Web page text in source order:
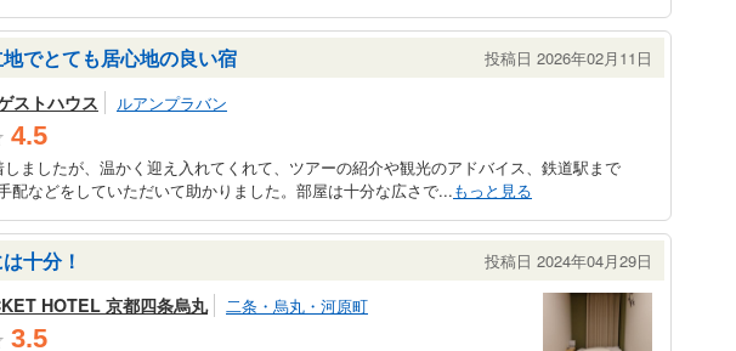
でとても居心地の良い宿 投稿日 2026年02月11日
ストハウス ルアンプラバン
4.5
しましたが、温かく迎え入れてくれて、ツアーの紹介や観光のアドバイス、鉄道駅まで
配などをしていただいて助かりました。部屋は十分な広さで...もっと見る
十分！ 投稿日 2024年04月29日
HOTEL 京都四条烏丸 二条・烏丸・河原町
3.5